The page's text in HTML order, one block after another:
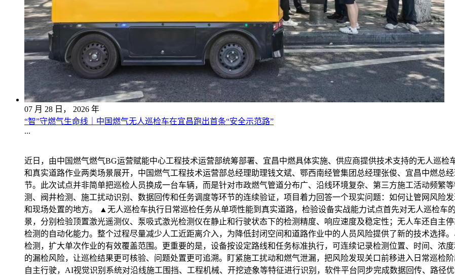
07 月 28 日， 2026 年
“智”守燃气生命线｜中国燃气无人巡检车在宜昌跑出首条“安全示范路”
...
近日，由中国燃气燃气BG运营赋能中心工程技术运营部统筹部署、宜昌中燃具体实施、供应商提供技术支持的无人巡
和真实道路作业两类场景展开，中国燃气工程技术运营部总经理助理钱文斌、鄂西南经管集团总经理张俊、宜昌中燃总
节。此次试点并非简单把巡检人员换成一台车辆，而是针对市政燃气管道分布广、沿线环境复杂、第三方施工活动频繁
测、阀井检测、施工扰动识别、数据回传和任务调度等环节的连续验证，项目着力回答一个现实问题：如何让管网风险
和现场处置的地方。 ▲无人巡检车执行日常巡检任务从单项性能到真实道路，检验设备实战能力试点首先对无人巡检车
景，分别检验顶置激光遥测仪、泵吸式激光检测仪在静止和行驶状态下的检测精度、响应速度及稳定性；无人车还自主
检测的自动化能力。整个过程尽量减少人工近距离介入，为降低封闭空间和道路作业中的人员风险提供了新的技术选择
检测，扩大单次作业的有效覆盖范围。更重要的是，设备按设定路线和任务标准执行，可连续记录检测位置、时间、浓
的漏检风险，让巡检结果更可核验、问题处置更可追溯。盯紧施工扰动和燃气泄漏，把风险发现关口前移进入日常巡检
自主行驶，AI视觉识别系统对沿线施工围挡、工程机械、开挖迹象等特征进行识别，软件平台同步完成数据回传、路径